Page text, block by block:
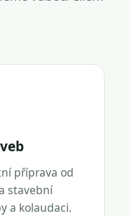
příprava od
stavební
a kolaudaci.